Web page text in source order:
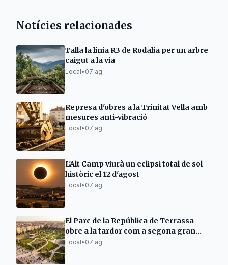
Notícies relacionades
Talla la línia R3 de Rodalia per un arbre
caigut a la via
Local• 07 ag.
Represa d'obres a la Trinitat Vella amb
mesures anti-vibració
Local• 07 ag.
L'Alt Camp viurà un eclipsi total de sol
històric el 12 d'agost
Local• 07 ag.
El Parc de la República de Terrassa
obre a la tardor com a segona gran
zona verda
Local• 07 ag.